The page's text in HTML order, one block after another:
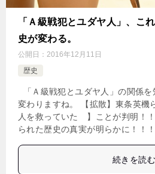
「Ａ級戦犯とユダヤ人」、こ
史が変わる。
公開日： 2016年12月11日
歴史
「Ａ級戦犯とユダヤ人」の関係
変わりますね。 【拡散】東条英
人を救っていた 】ことが判明！
られた歴史の真実が明らかに！！
続きを読む